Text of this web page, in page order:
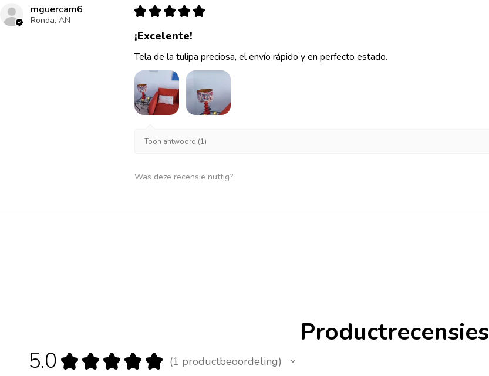
mguercam6
Ronda, AN
★ ★ ★ ★ ★
¡Excelente!
Tela de la tulipa preciosa, el envío rápido y en perfecto estado.
Toon antwoord (1)
Was deze recensie nuttig?
Productrecensies
5.0 ★ ★ ★ ★ ★ 1 productbeoordeling
1